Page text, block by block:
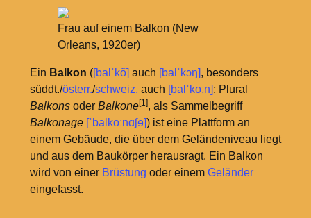
Frau auf einem Balkon (New
Orleans, 1920er)
Ein Balkon ([balˈkõ] auch [balˈkɔŋ], besonders
süddt./österr./schweiz. auch [balˈkoːn]; Plural
Balkonsoder Balkone[1], als Sammelbegriff
Balkonage [ˈbalkoːnɑʃɘ]) ist eine Plattform an
einem Gebäude, die über dem Geländeniveau liegt
und aus dem Baukörper herausragt. Ein Balkon
wird von einer Brüstung oder einem Geländer
eingefasst.